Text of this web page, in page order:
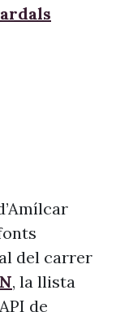
del carrer
, la llista
de